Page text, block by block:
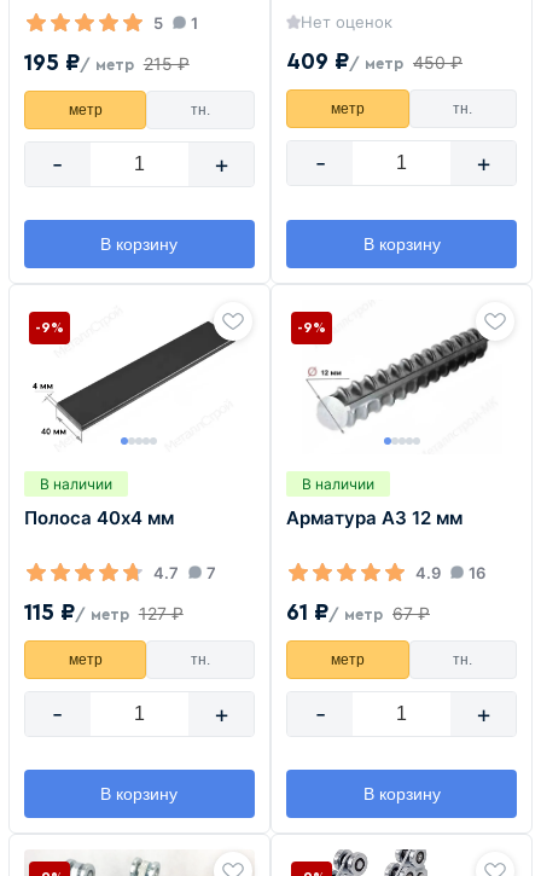
5 1
195 ₽/ метр 215 ₽
метр тн.
- +
В корзину
Нет оценок
409 ₽/ метр 450 ₽
метр тн.
- +
В корзину
В наличии
Полоса 40х4 мм
4.7 7
115 ₽/ метр 127 ₽
-9%
метр тн.
- +
В корзину
В наличии
Арматура А3 12 мм
4.9 16
61 ₽/ метр 67 ₽
-9%
метр тн.
- +
В корзину